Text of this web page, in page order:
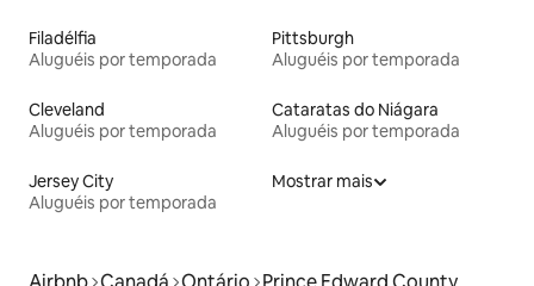
Filadélfia
Aluguéis por temporada
Pittsburgh
Aluguéis por temporada
Cleveland
Aluguéis por temporada
Cataratas do Niágara
Aluguéis por temporada
Jersey City
Aluguéis por temporada
Mostrar mais